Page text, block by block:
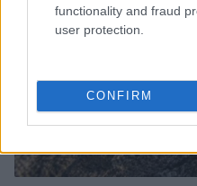
functionality and fraud
user protection.
CONFIRM